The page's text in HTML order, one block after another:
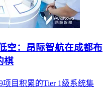
空：昂际智航在成都布
棋
目积累的Tier 1级系统集